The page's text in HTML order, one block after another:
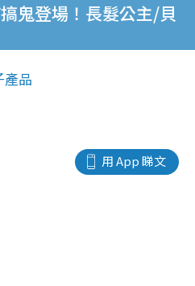
鬼登場！長髮公主/貝
產品
用 App 睇文